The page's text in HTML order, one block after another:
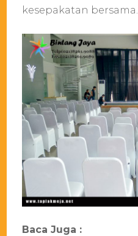
kesepakatan bersama.
Baca Juga :